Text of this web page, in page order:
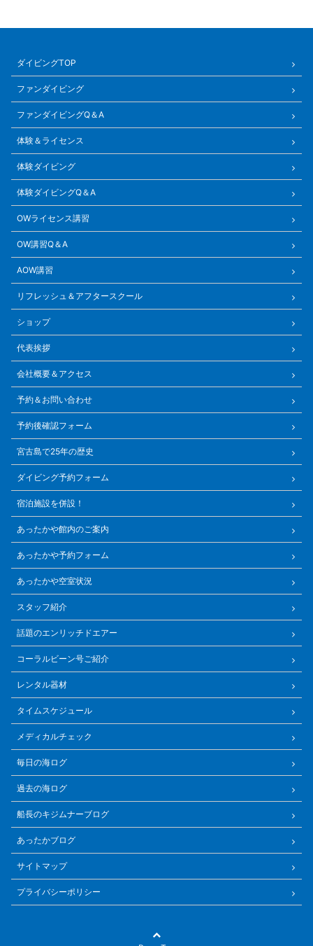
ダイビングTOP
ファンダイビング
ファンダイビングQ＆A
体験＆ライセンス
体験ダイビング
体験ダイビングQ＆A
OWライセンス講習
OW講習Q＆A
AOW講習
リフレッシュ＆アフタースクール
ショップ
代表挨拶
会社概要＆アクセス
予約＆お問い合わせ
予約後確認フォーム
宮古島で25年の歴史
ダイビング予約フォーム
宿泊施設を併設！
あったかや館内のご案内
あったかや予約フォーム
あったかや空室状況
スタッフ紹介
話題のエンリッチドエアー
コーラルビーン号ご紹介
レンタル器材
タイムスケジュール
メディカルチェック
毎日の海ログ
過去の海ログ
船長のキジムナーブログ
あったかブログ
サイトマップ
プライバシーポリシー